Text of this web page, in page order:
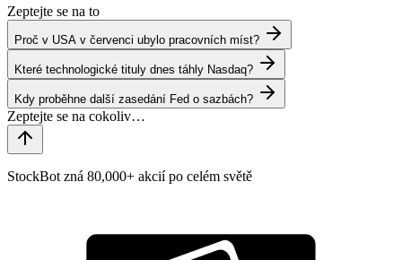
Zeptejte se na to
Proč v USA v červenci ubylo pracovních míst?
Které technologické tituly dnes táhly Nasdaq?
Kdy proběhne další zasedání Fed o sazbách?
StockBot zná 80,000+ akcií po celém světě